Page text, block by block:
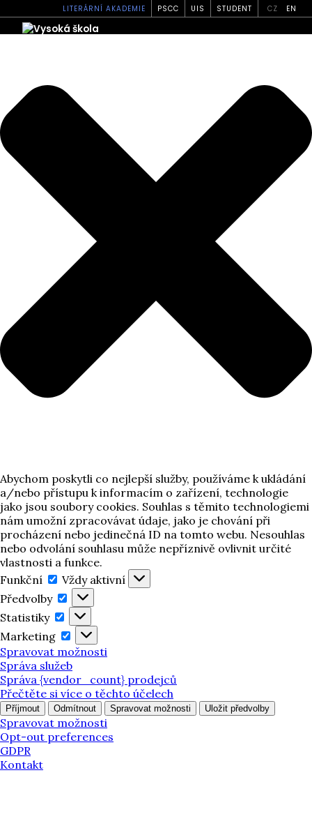
Spravovat své soukromí
Abychom poskytli co nejlepší služby, používáme k ukládání
a/nebo přístupu k informacím o zařízení, technologie
jako jsou soubory cookies. Souhlas s těmito technologiemi
nám umožní zpracovávat údaje, jako je chování při
procházení nebo jedinečná ID na tomto webu. Nesouhlas
nebo odvolání souhlasu může nepříznivě ovlivnit určité
vlastnosti a funkce.
Funkční
Funkční
Vždy aktivní
Předvolby
Předvolby
Statistiky
Statistiky
Marketing
Marketing
Spravovat možnosti
Správa služeb
Správa {vendor_count} prodejců
Přečtěte si více o těchto účelech
Příjmout Odmítnout Spravovat možnosti Uložit předvolby
Spravovat možnosti
Opt-out preferences
GDPR
Kontakt
LITERÁRNÍ AKADEMIE PSCC UIS STUDENT CZ EN